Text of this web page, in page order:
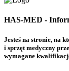
HAS-MED -
Jesteś na stronie, na
i sprzęt medyczny
wymagane